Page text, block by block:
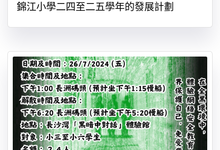
錦江小學二四至二五學年的發展計劃